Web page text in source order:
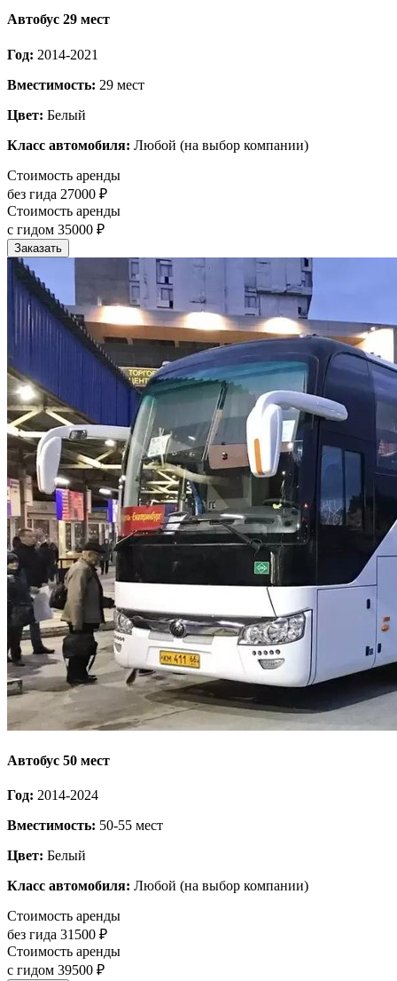
Автобус 29 мест
Год: 2014-2021
Вместимость: 29 мест
Цвет: Белый
Класс автомобиля: Любой (на выбор компании)
Стоимость аренды
без гида 27000 ₽
Стоимость аренды
с гидом 35000 ₽
Заказать
Автобус 50 мест
Год: 2014-2024
Вместимость: 50-55 мест
Цвет: Белый
Класс автомобиля: Любой (на выбор компании)
Стоимость аренды
без гида 31500 ₽
Стоимость аренды
с гидом 39500 ₽